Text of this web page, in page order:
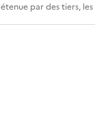
par des tiers,